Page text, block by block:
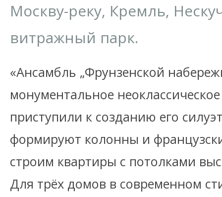
Москву-реку, Кремль,
витражный парк.
«Ансамбль „Фрунзенской
монументальное
приступили к созданию его
формируют колонны и
строим квартиры с потолками
Для трёх домов в современном